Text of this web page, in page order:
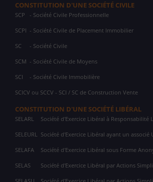
CONSTITUTION D'UNE SOCIÉTÉ CIVILE
SCP - Société Civile Professionnelle
SCPI - Société Civile de Placement Immobilier
SC - Société Civile
SCM - Société Civile de Moyens
SCI - Société Civile Immobilière
SCICV ou SCCV - SCI / SC de Construction Vente
CONSTITUTION D'UNE SOCIÉTÉ LIBÉRAL
SELARL Société d'Exercice Libéral à Responsabilité
SELEURL Société d'Exercice Libéral ayant un associé
SELAFA Société d'Exercice Libéral sous Forme
SELAS Société d'Exercice Libéral par Actions